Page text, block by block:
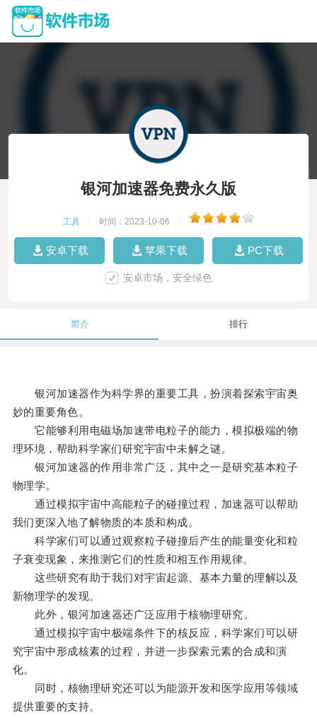
银河加速器免费永久版
工具 时间：2023-10-06
安卓下载 苹果下载 PC下载
安卓市场，安全绿色
简介 排行
银河加速器作为科学界的重要工具，扮演着探索宇宙奥
妙的重要角色。
它能够利用电磁场加速带电粒子的能力，模拟极端的物
理环境，帮助科学家们研究宇宙中未解之谜。
银河加速器的作用非常广泛，其中之一是研究基本粒子
物理学。
通过模拟宇宙中高能粒子的碰撞过程，加速器可以帮助
我们更深入地了解物质的本质和构成。
科学家们可以通过观察粒子碰撞后产生的能量变化和粒
子衰变现象，来推测它们的性质和相互作用规律。
这些研究有助于我们对宇宙起源、基本力量的理解以及
新物理学的发现。
此外，银河加速器还广泛应用于核物理研究。
通过模拟宇宙中极端条件下的核反应，科学家们可以研
究宇宙中形成核素的过程，并进一步探索元素的合成和演
化。
同时，核物理研究还可以为能源开发和医学应用等领域
提供重要的支持。